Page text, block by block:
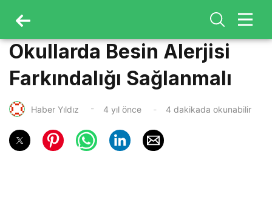
Okullarda Besin Alerjisi
Farkındalığı Sağlanmalı
Haber Yıldız 4 yıl önce 4 dakikada okunabilir